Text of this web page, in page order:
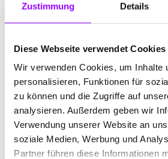
Zustimmung Details
Diese Webseite verwendet Cookies
Wir verwenden Cookies, um Inhalte
personalisieren, Funktionen für
zu können und die Zugriffe auf
analysieren. Außerdem geben wir
Verwendung unserer Website an
soziale Medien, Werbung und
Partner führen diese Informationen
Das Hochhaus
Projekte
Journal
Agentur
Jobs
Kontakt